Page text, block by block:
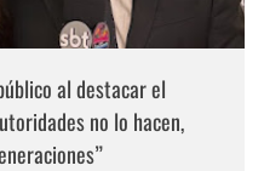
al destacar el
no lo hacen,